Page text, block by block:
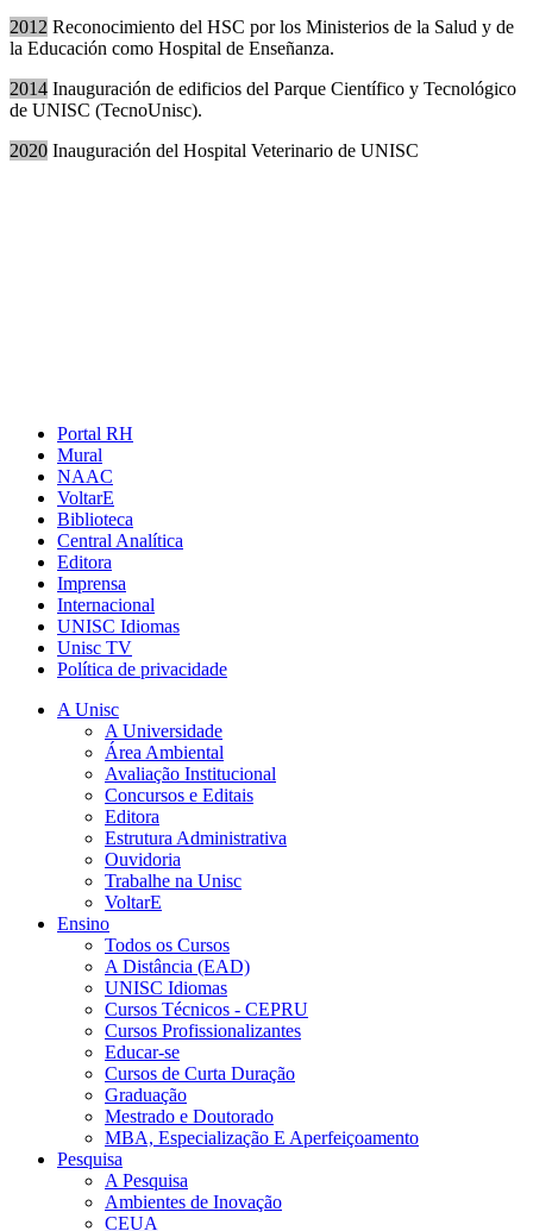
2012 Reconocimiento del HSC por los Ministerios de la Salud y de
la Educación como Hospital de Enseñanza.
2014 Inauguración de edificios del Parque Científico y Tecnológico
de UNISC (TecnoUnisc).
2020 Inauguración del Hospital Veterinario de UNISC
Portal RH
Mural
NAAC
VoltarE
Biblioteca
Central Analítica
Editora
Imprensa
Internacional
UNISC Idiomas
Unisc TV
Política de privacidade
A Unisc
A Universidade
Área Ambiental
Avaliação Institucional
Concursos e Editais
Editora
Estrutura Administrativa
Ouvidoria
Trabalhe na Unisc
VoltarE
Ensino
Todos os Cursos
A Distância (EAD)
UNISC Idiomas
Cursos Técnicos - CEPRU
Cursos Profissionalizantes
Educar-se
Cursos de Curta Duração
Graduação
Mestrado e Doutorado
MBA, Especialização E Aperfeiçoamento
Pesquisa
A Pesquisa
Ambientes de Inovação
CEUA